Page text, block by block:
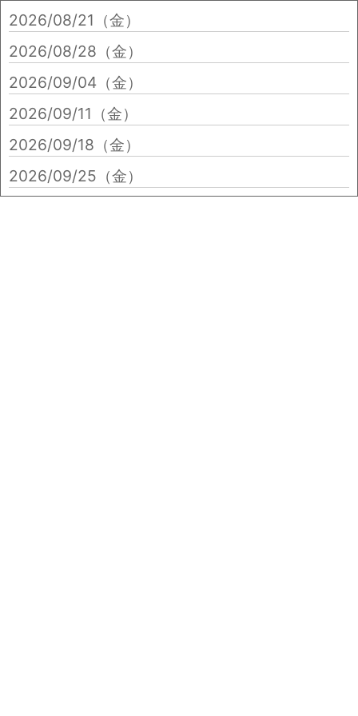
2026/08/21（金）
2026/08/28（金）
2026/09/04（金）
2026/09/11（金）
2026/09/18（金）
2026/09/25（金）